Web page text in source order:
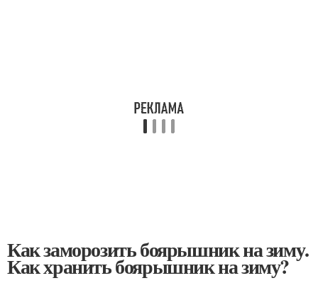
Как заморозить боярышник на зиму.
Как хранить боярышник на зиму?